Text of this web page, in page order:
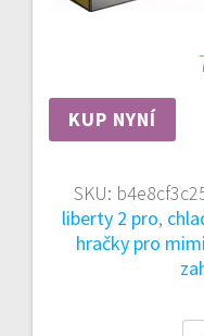
KUP NYNÍ
SKU:
liberty 2 pro,
hračky pro